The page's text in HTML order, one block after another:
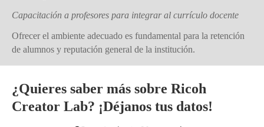
Capacitación a profesores para integrar al currículo docente
Ofrecer el ambiente adecuado es fundamental para la retención
de alumnos y reputación general de la institución.
¿Quieres saber más sobre Ricoh
Creator Lab? ¡Déjanos tus datos!